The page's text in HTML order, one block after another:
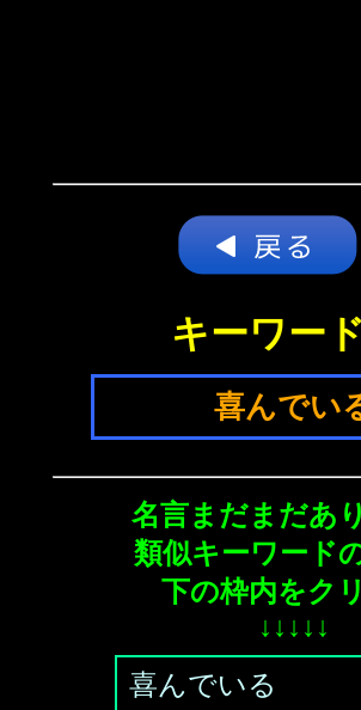
キーワード
喜んでい
名言まだまだあ
類似キーワード
下の枠内をク
↓↓↓↓↓
喜んでいる